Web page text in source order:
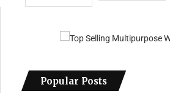
Popular Posts